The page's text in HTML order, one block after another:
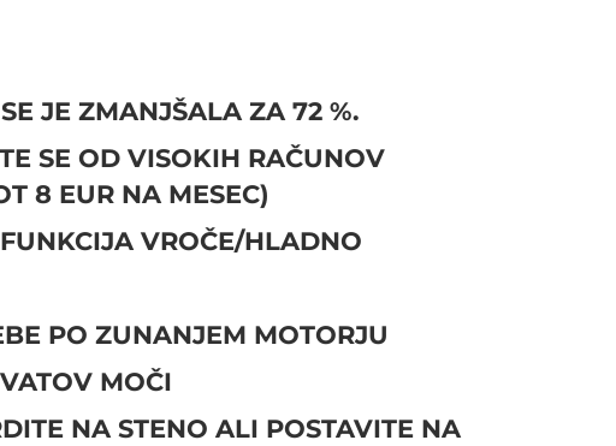
JE ZMANJŠALA ZA 72 %.
SE OD VISOKIH RAČUNOV
8 EUR NA MESEC)
VROČE/HLADNO
PO ZUNANJEM MOTORJU
MOČI
NA STENO ALI POSTAVITE NA